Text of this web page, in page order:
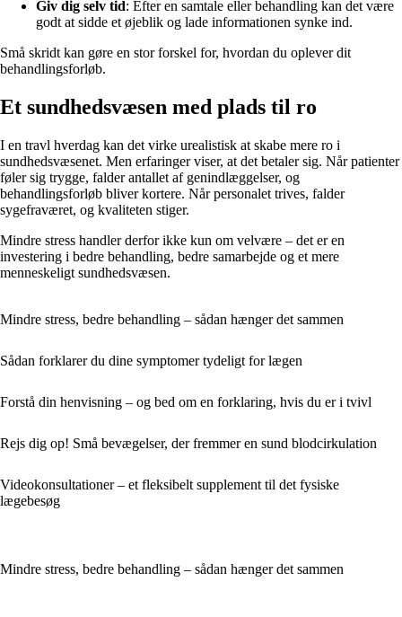
Giv dig selv tid: Efter en samtale eller behandling kan det være
godt at sidde et øjeblik og lade informationen synke ind.
Små skridt kan gøre en stor forskel for, hvordan du oplever dit
behandlingsforløb.
Et sundhedsvæsen med plads til ro
I en travl hverdag kan det virke urealistisk at skabe mere ro i
sundhedsvæsenet. Men erfaringer viser, at det betaler sig. Når patienter
føler sig trygge, falder antallet af genindlæggelser, og
behandlingsforløb bliver kortere. Når personalet trives, falder
sygefraværet, og kvaliteten stiger.
Mindre stress handler derfor ikke kun om velvære – det er en
investering i bedre behandling, bedre samarbejde og et mere
menneskeligt sundhedsvæsen.
Mindre stress, bedre behandling – sådan hænger det sammen
Sådan forklarer du dine symptomer tydeligt for lægen
Forstå din henvisning – og bed om en forklaring, hvis du er i tvivl
Rejs dig op! Små bevægelser, der fremmer en sund blodcirkulation
Videokonsultationer – et fleksibelt supplement til det fysiske
lægebesøg
Mindre stress, bedre behandling – sådan hænger det sammen